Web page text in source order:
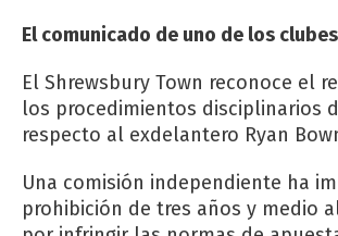
El comunicado de uno de los
El Shrewsbury Town reconoce el
los procedimientos disciplinarios
respecto al exdelantero Ryan
Una comisión independiente ha
prohibición de tres años y medio